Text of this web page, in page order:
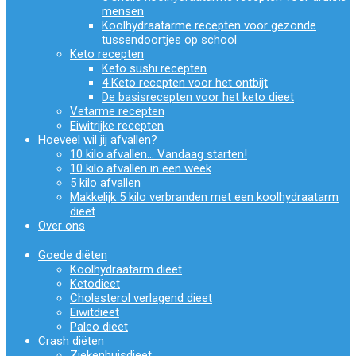
mensen
Koolhydraatarme recepten voor gezonde
tussendoortjes op school
Keto recepten
Keto sushi recepten
4 Keto recepten voor het ontbijt
De basisrecepten voor het keto dieet
Vetarme recepten
Eiwitrijke recepten
Hoeveel wil jij afvallen?
10 kilo afvallen… Vandaag starten!
10 kilo afvallen in een week
5 kilo afvallen
Makkelijk 5 kilo verbranden met een koolhydraatarm
dieet
Over ons
Goede diëten
Koolhydraatarm dieet
Ketodieet
Cholesterol verlagend dieet
Eiwitdieet
Paleo dieet
Crash diëten